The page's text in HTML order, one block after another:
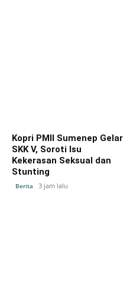
Kopri PMII Sumenep Gelar
SKK V, Soroti Isu
Kekerasan Seksual dan
Stunting
Berita 3 jam lalu